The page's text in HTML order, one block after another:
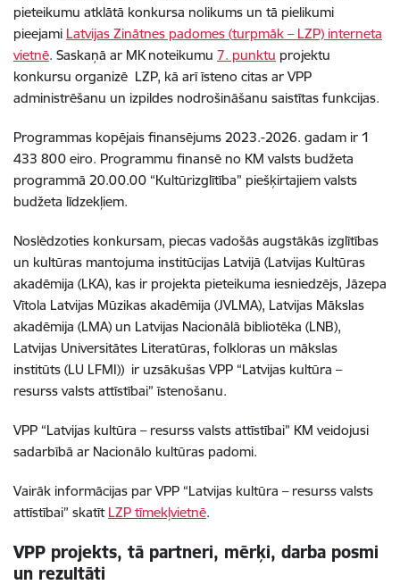
pieteikumu atklātā konkursa nolikums un tā pielikumi
pieejami Latvijas Zinātnes padomes (turpmāk – LZP) interneta
vietnē. Saskaņā ar MK noteikumu 7. punktu projektu
konkursu organizē LZP, kā arī īsteno citas ar VPP
administrēšanu un izpildes nodrošināšanu saistītas funkcijas.
Programmas kopējais finansējums 2023.-2026. gadam ir 1
433 800 eiro. Programmu finansē no KM valsts budžeta
programmā 20.00.00 “Kultūrizglītība” piešķirtajiem valsts
budžeta līdzekļiem.
Noslēdzoties konkursam, piecas vadošās augstākās izglītības
un kultūras mantojuma institūcijas Latvijā (Latvijas Kultūras
akadēmija (LKA), kas ir projekta pieteikuma iesniedzējs, Jāzepa
Vītola Latvijas Mūzikas akadēmija (JVLMA), Latvijas Mākslas
akadēmija (LMA) un Latvijas Nacionālā bibliotēka (LNB),
Latvijas Universitātes Literatūras, folkloras un mākslas
institūts (LU LFMI)) ir uzsākušas VPP “Latvijas kultūra –
resurss valsts attīstībai” īstenošanu.
VPP “Latvijas kultūra – resurss valsts attīstībai” KM veidojusi
sadarbībā ar Nacionālo kultūras padomi.
Vairāk informācijas par VPP “Latvijas kultūra – resurss valsts
attīstībai” skatīt LZP tīmekļvietnē.
VPP projekts, tā partneri, mērķi, darba posmi
un rezultāti